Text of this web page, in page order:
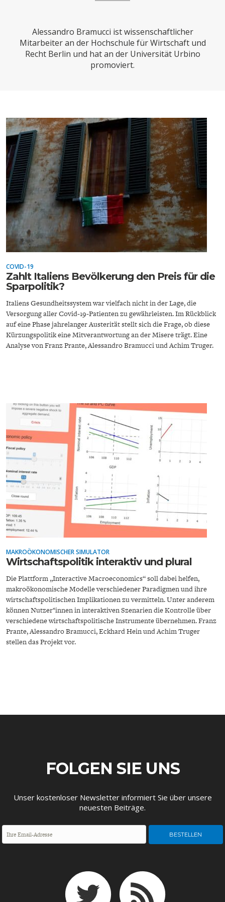
SUCHE
ABO/LOGIN
ECONOMISTS FOR FUTURE
INDUSTRIEPOLITIK
CIRCULAR ECONOMY
UNGLEICHHEIT UND
MACHT
DEUTSCHLAND
ENERGIE & UMWELT
ENTWICKLUNGSPOLITIK
EUROPA
Alessandro Bramucci ist wissenschaftlicher
Mitarbeiter an der Hochschule für Wirtschaft und
Recht Berlin und hat an der Universität Urbino
promoviert.
COVID-19
Zahlt Italiens Bevölkerung den Preis für die
Sparpolitik?
Italiens Gesundheitssystem war vielfach nicht in der Lage, die
Versorgung aller Covid-19-Patienten zu gewährleisten. Im Rückblick
auf eine Phase jahrelanger Austerität stellt sich die Frage, ob diese
Kürzungspolitik eine Mitverantwortung an der Misere trägt. Eine
Analyse von Franz Prante, Alessandro Bramucci und Achim Truger.
MAKROÖKONOMISCHER SIMULATOR
Wirtschaftspolitik interaktiv und plural
Die Plattform „Interactive Macroeconomics“ soll dabei helfen,
makroökonomische Modelle verschiedener Paradigmen und ihre
wirtschaftspolitischen Implikationen zu vermitteln. Unter anderem
können Nutzer*innen in interaktiven Szenarien die Kontrolle über
verschiedene wirtschaftspolitische Instrumente übernehmen. Franz
Prante, Alessandro Bramucci, Eckhard Hein und Achim Truger
stellen das Projekt vor.
FOLGEN SIE UNS
Unser kostenloser Newsletter informiert Sie über unsere
neuesten Beiträge.